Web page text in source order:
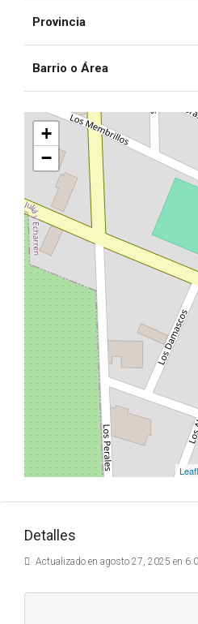
Provincia
Barrio o Área
+
−
Detalles
Actualizado en agosto 27, 2025 en